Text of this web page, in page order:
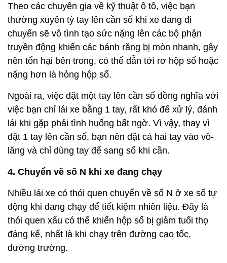
Theo các chuyên gia về kỹ thuật ô tô, việc bạn
thường xuyên tỳ tay lên cần số khi xe đang di
chuyển sẽ vô tình tạo sức nặng lên các bộ phận
truyền động khiến các bánh răng bị mòn nhanh, gây
nên tổn hại bên trong, có thể dẫn tới rơ hộp số hoặc
nặng hơn là hỏng hộp số.
Ngoài ra, việc đặt một tay lên cần số đồng nghĩa với
việc bạn chỉ lái xe bằng 1 tay, rất khó để xử lý, đánh
lái khi gặp phải tình huống bất ngờ. Vì vậy, thay vì
đặt 1 tay lên cần số, bạn nên đặt cả hai tay vào vô-
lăng và chỉ dùng tay để sang số khi cần.
4. Chuyển về số N khi xe đang chạy
Nhiều lái xe có thói quen chuyển về số N ở xe số tự
động khi đang chạy để tiết kiệm nhiên liệu. Đây là
thói quen xấu có thể khiến hộp số bị giảm tuổi thọ
đáng kể, nhất là khi chạy trên đường cao tốc,
đường trường.